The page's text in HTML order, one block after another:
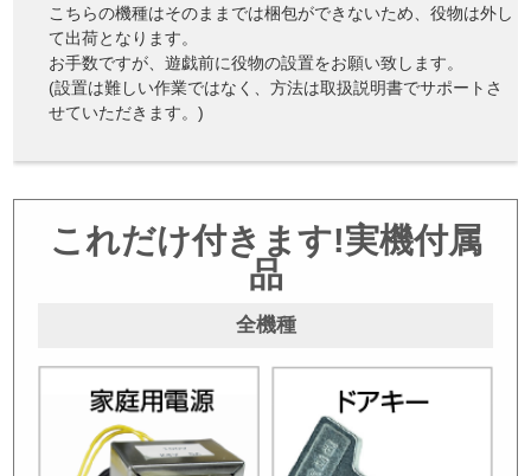
こちらの機種はそのままでは梱包ができないため、役物は外し
て出荷となります。
お手数ですが、遊戯前に役物の設置をお願い致します。
(設置は難しい作業ではなく、方法は取扱説明書でサポートさ
せていただきます。)
これだけ付きます!実機付属
品
全機種